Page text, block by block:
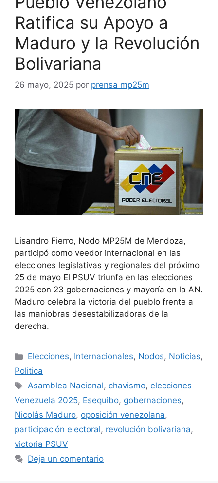
Ratifica su Apoyo a
Maduro y la Revolución
Bolivariana
26 mayo, 2025 por prensa mp25m
Lisandro Fierro, Nodo MP25M de Mendoza,
participó como veedor internacional en las
elecciones legislativas y regionales del próximo
25 de mayo El PSUV triunfa en las elecciones
2025 con 23 gobernaciones y mayoría en la AN.
Maduro celebra la victoria del pueblo frente a
las maniobras desestabilizadoras de la
derecha.
Elecciones, Internacionales, Nodos, Noticias,
Politica
Asamblea Nacional, chavismo, elecciones
Venezuela 2025, Esequibo, gobernaciones,
Nicolás Maduro, oposición venezolana,
participación electoral, revolución bolivariana,
victoria PSUV
Deja un comentario